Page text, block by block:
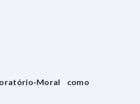
Moral como